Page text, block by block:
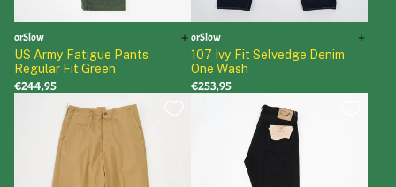
orSlow
US Army Fatigue Pants
Regular Fit Green
€244,95
orSlow
107 Ivy Fit Selvedge Denim
One Wash
€253,95